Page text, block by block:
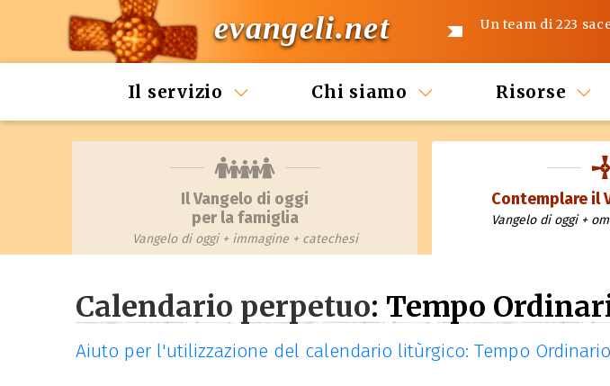
evangeli.net Un team di 223
Il servizio Chi siamo Risorse
Il Vangelo di oggi
per la famiglia
Vangelo di oggi + immagine + catechesi
Contemplare il
Vangelo di oggi +
Calendario perpetuo: Tempo
Aiuto per l'utilizzazione del calendario litùrgico: Tempo Ordinario